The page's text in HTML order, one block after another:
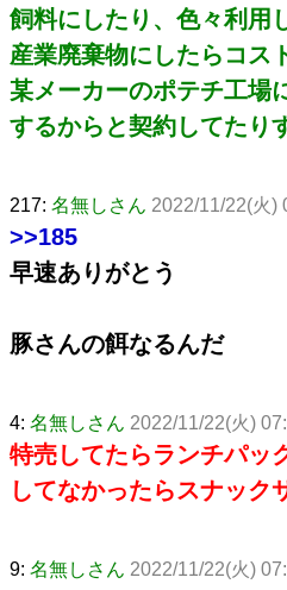
飼料にしたり、色々利用
産業廃棄物にしたらコス
某メーカーのポテチ工場
するからと契約してたり
217: 名無しさん 2022/11/22(火)
>>185
早速ありがとう
豚さんの餌なるんだ
4: 名無しさん 2022/11/22(火)
特売してたらランチパッ
してなかったらスナック
9: 名無しさん 2022/11/22(火)